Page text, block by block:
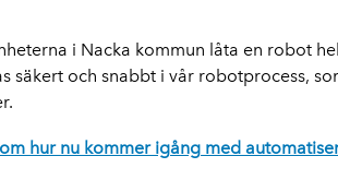
i Nacka kommun låta en robot
säkert och snabbt i vår robotprocess,
hur nu kommer igång med